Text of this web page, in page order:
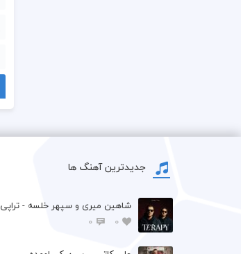
جدیدترین آهنگ ها
شاهین میری و سپهر خلسه - تراپی
0
0